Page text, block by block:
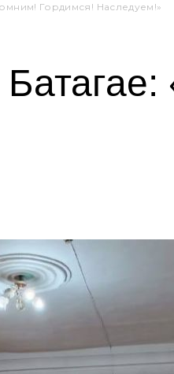
Гордимся! Наследуем!»